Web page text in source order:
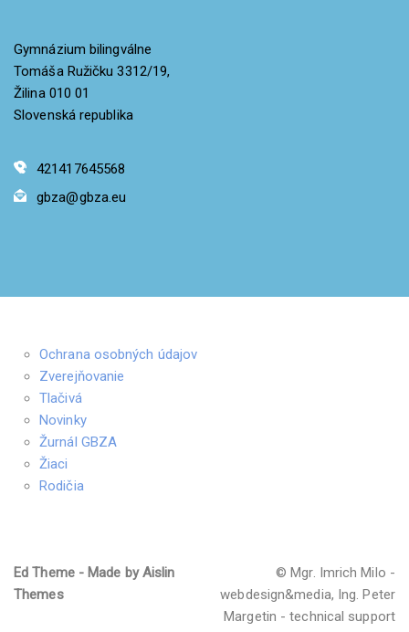
Gymnázium bilingválne
Tomáša Ružičku 3312/19,
Žilina 010 01
Slovenská republika
421417645568
gbza@gbza.eu
Ochrana osobných údajov
Zverejňovanie
Tlačivá
Novinky
Žurnál GBZA
Žiaci
Rodičia
Ed Theme - Made by Aislin
Themes
© Mgr. Imrich Milo -
webdesign&media, Ing. Peter
Margetin - technical support